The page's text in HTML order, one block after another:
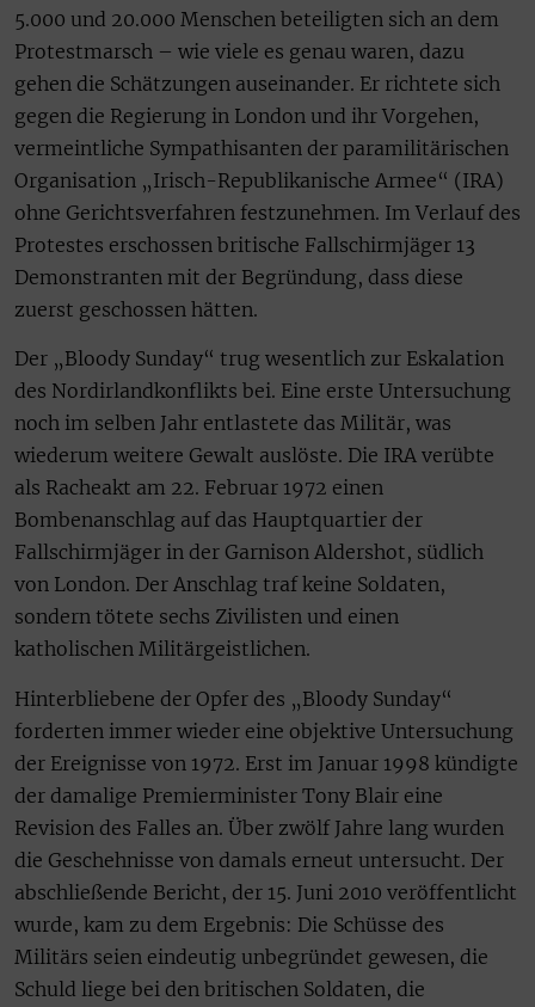
5.000 und 20.000 Menschen beteiligten sich an dem
Protestmarsch – wie viele es genau waren, dazu
gehen die Schätzungen auseinander. Er richtete sich
gegen die Regierung in London und ihr Vorgehen,
vermeintliche Sympathisanten der paramilitärischen
Organisation „Irisch-Republikanische Armee“ (IRA)
ohne Gerichtsverfahren festzunehmen. Im Verlauf des
Protestes erschossen britische Fallschirmjäger 13
Demonstranten mit der Begründung, dass diese
zuerst geschossen hätten.
Der „Bloody Sunday“ trug wesentlich zur Eskalation
des Nordirlandkonflikts bei. Eine erste Untersuchung
noch im selben Jahr entlastete das Militär, was
wiederum weitere Gewalt auslöste. Die IRA verübte
als Racheakt am 22. Februar 1972 einen
Bombenanschlag auf das Hauptquartier der
Fallschirmjäger in der Garnison Aldershot, südlich
von London. Der Anschlag traf keine Soldaten,
sondern tötete sechs Zivilisten und einen
katholischen Militärgeistlichen.
Hinterbliebene der Opfer des „Bloody Sunday“
forderten immer wieder eine objektive Untersuchung
der Ereignisse von 1972. Erst im Januar 1998 kündigte
der damalige Premierminister Tony Blair eine
Revision des Falles an. Über zwölf Jahre lang wurden
die Geschehnisse von damals erneut untersucht. Der
abschließende Bericht, der 15. Juni 2010 veröffentlicht
wurde, kam zu dem Ergebnis: Die Schüsse des
Militärs seien eindeutig unbegründet gewesen, die
Schuld liege bei den britischen Soldaten, die